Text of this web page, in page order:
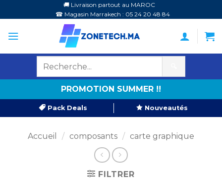
au
contenu
🚚 Livraison partout au MAROC
☎ Magasin Marrakech : 05 24 20 48 84
PROMOTION SUMMER !!
Pack Deals Nouveautés
Accueil / composants / carte graphique
FILTRER